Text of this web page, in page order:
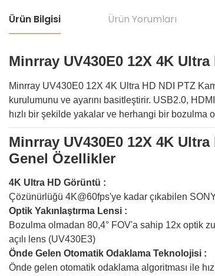
Ürün Bilgisi Ürün Yorumları
Minrray UV430E0 12X 4K Ultra
Minrray UV430E0 12X 4K Ultra HD NDI PTZ
kurulumunu ve ayarını basitleştirir. USB2.0,
hızlı bir şekilde yakalar ve herhangi bir bozulma
Minrray UV430E0 12X 4K Ultra
Genel Özellikler
4K Ultra HD Görüntü :
Çözünürlüğü 4K@60fps'ye kadar çıkabilen
Optik Yakınlaştırma Lensi :
Bozulma olmadan 80,4° FOV'a sahip 12x optik
açılı lens (UV430E3)
Önde Gelen Otomatik Odaklama Teknolojisi :
Önde gelen otomatik odaklama algoritması ile